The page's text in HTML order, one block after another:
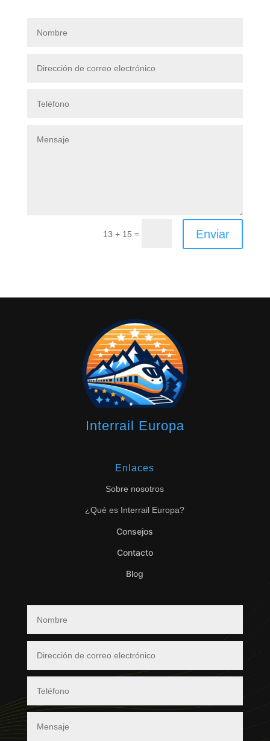
13 + 15 = Enviar
Interrail Europa
Enlaces
Sobre nosotros
¿Qué es Interrail Europa?
Consejos
Contacto
Blog